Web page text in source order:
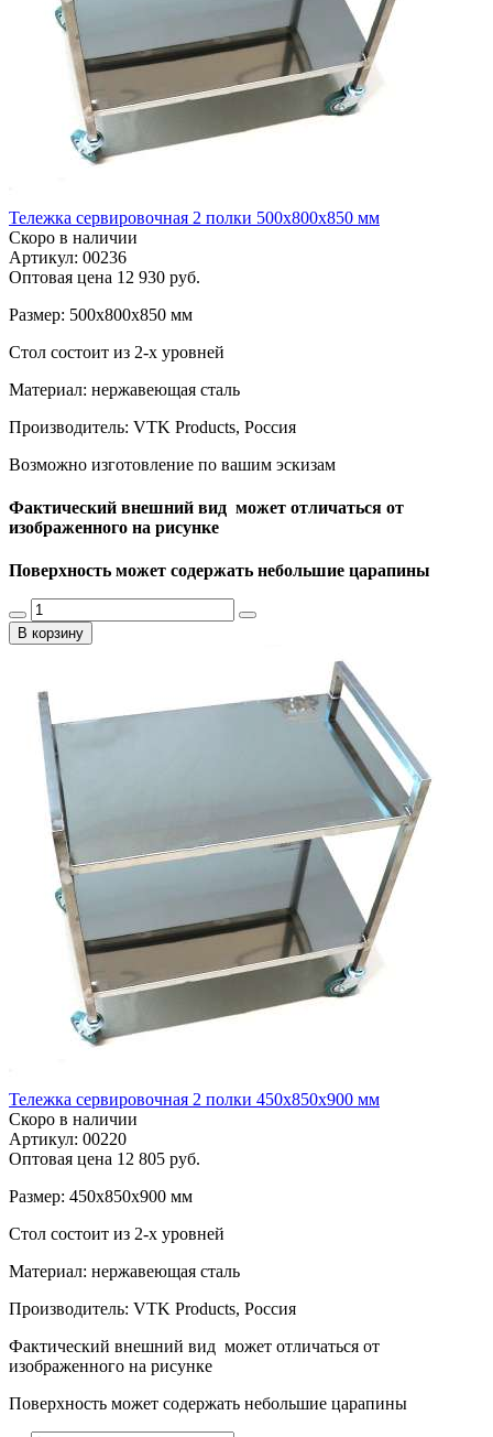
Тележка сервировочная 2 полки 500х800х850 мм
Скоро в наличии
Артикул: 00236
Оптовая цена 12 930 руб.
Размер: 500х800х850 мм
Стол состоит из 2-х уровней
Материал: нержавеющая сталь
Производитель: VTK Products, Россия
Возможно изготовление по вашим эскизам
Фактический внешний вид может отличаться от
изображенного на рисунке
Поверхность может содержать небольшие царапины
В корзину
Тележка сервировочная 2 полки 450х850х900 мм
Скоро в наличии
Артикул: 00220
Оптовая цена 12 805 руб.
Размер: 450х850х900 мм
Стол состоит из 2-х уровней
Материал: нержавеющая сталь
Производитель: VTK Products, Россия
Фактический внешний вид может отличаться от
изображенного на рисунке
Поверхность может содержать небольшие царапины